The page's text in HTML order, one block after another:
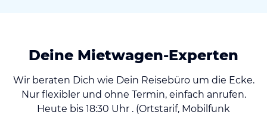
Deine Mietwagen-Experten
Wir beraten Dich wie Dein Reisebüro um die Ecke.
Nur flexibler und ohne Termin, einfach anrufen.
Heute bis 18:30 Uhr . (Ortstarif, Mobilfunk